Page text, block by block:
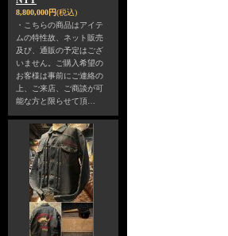
8,800,000円(税込)
・こちらの商品はアイテ
ムの特性故、ネット販売
及び、通販の予定はござ
いません。ご購入希望の
お客様は事前にご連絡の
上、ご来店、ご商談が可
能な方と限らせて頂…